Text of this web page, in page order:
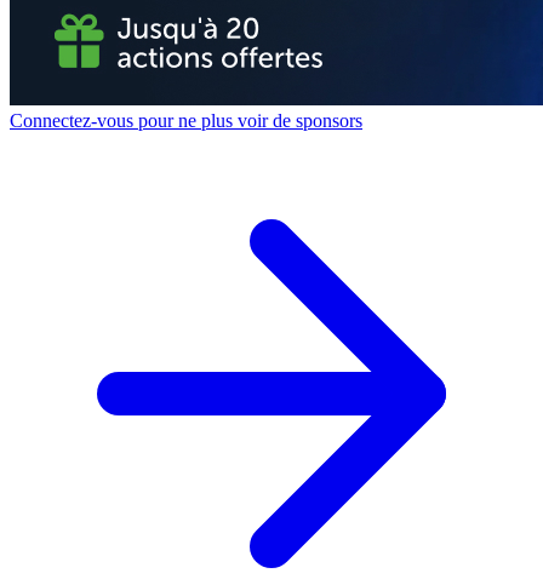
Connectez-vous pour ne plus voir de sponsors